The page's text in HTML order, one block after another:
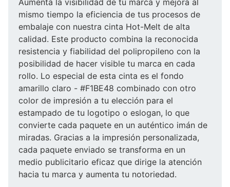
mismo tiempo la eficiencia de tus procesos de
embalaje con nuestra cinta Hot-Melt de alta
calidad. Este producto combina la reconocida
resistencia y fiabilidad del polipropileno con la
posibilidad de hacer visible tu marca en cada
rollo. Lo especial de esta cinta es el fondo
amarillo claro - #F1BE48 combinado con otro
color de impresión a tu elección para el
estampado de tu logotipo o eslogan, lo que
convierte cada paquete en un auténtico imán de
miradas. Gracias a la impresión personalizada,
cada paquete enviado se transforma en un
medio publicitario eficaz que dirige la atención
hacia tu marca y aumenta tu notoriedad.